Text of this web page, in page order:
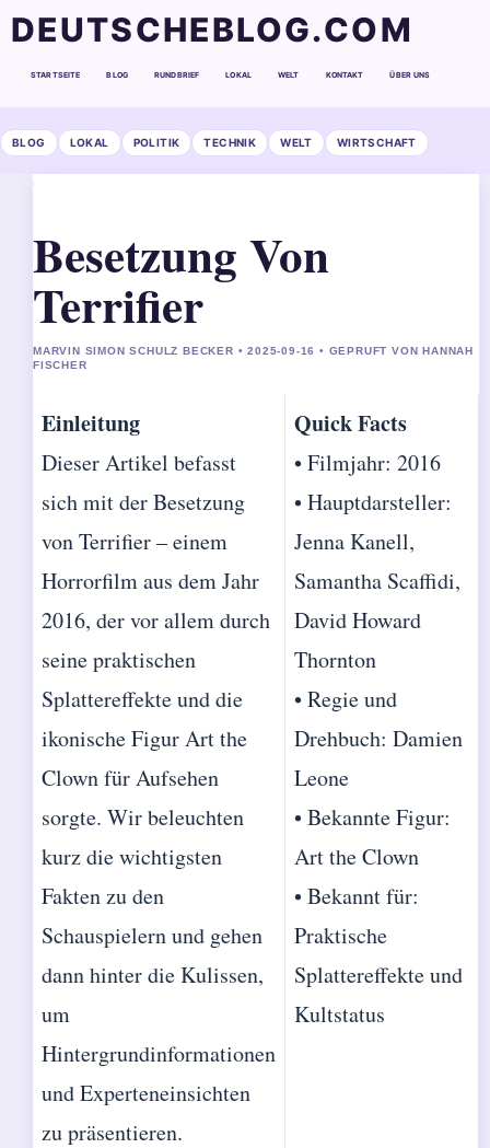
DEUTSCHEBLOG.COM
STARTSEITE BLOG RUNDBRIEF LOKAL WELT KONTAKT ÜBER UNS
BLOG LOKAL POLITIK TECHNIK WELT WIRTSCHAFT
Besetzung Von
Terrifier
MARVIN SIMON SCHULZ BECKER • 2025-09-16 • GEPRUFT VON HANNAH
FISCHER
Einleitung
Dieser Artikel befasst
sich mit der Besetzung
von Terrifier – einem
Horrorfilm aus dem Jahr
2016, der vor allem durch
seine praktischen
Splattereffekte und die
ikonische Figur Art the
Clown für Aufsehen
sorgte. Wir beleuchten
kurz die wichtigsten
Fakten zu den
Schauspielern und gehen
dann hinter die Kulissen,
um
Hintergrundinformationen
und Experteneinsichten
zu präsentieren.
Quick Facts
• Filmjahr: 2016
• Hauptdarsteller:
Jenna Kanell,
Samantha Scaffidi,
David Howard
Thornton
• Regie und
Drehbuch: Damien
Leone
• Bekannte Figur:
Art the Clown
• Bekannt für:
Praktische
Splattereffekte und
Kultstatus